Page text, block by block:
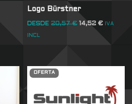
Logo Bürstner
DESDE 20,57€ 14,52€ IVA
INCL
OFERTA